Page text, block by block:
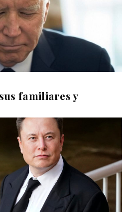
familiares y